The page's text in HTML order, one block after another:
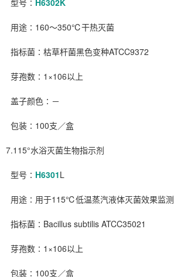
型号∶ H6302K
用途∶160～350℃干热灭菌
指标菌∶枯草杆菌黑色变种ATCC9372
芽孢数∶1×106以上
盖子颜色∶－
包装∶100支／盒
7.115°水浴灭菌生物指示剂
型号∶ H6301L
用途∶用于115℃低温蒸汽液体灭菌效果监测
指标菌∶Bacillus subtilis ATCC35021
芽孢数∶1×106以上
包装∶100支／盒